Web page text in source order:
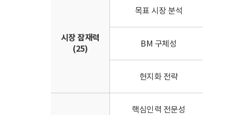
시장 잠재력
(25)
목표 시장 분석
BM 구체성
현지화 전략
핵심인력 전문성